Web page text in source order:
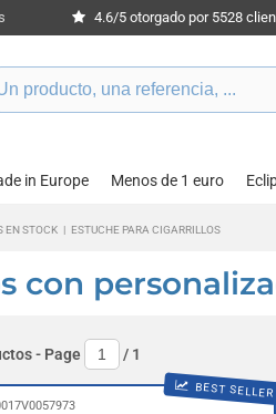
4.6/5 otorgado por 5528
in Europe Menos de 1 euro
EN STOCK | ESTUCHE PARA CIGARRILLOS
con
- Page / 1
BEST SELLER